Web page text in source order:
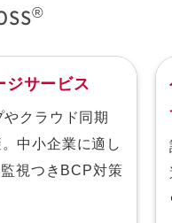
®
ジサービス
クラウド同期
中小企業に適し
視つきBCP対策